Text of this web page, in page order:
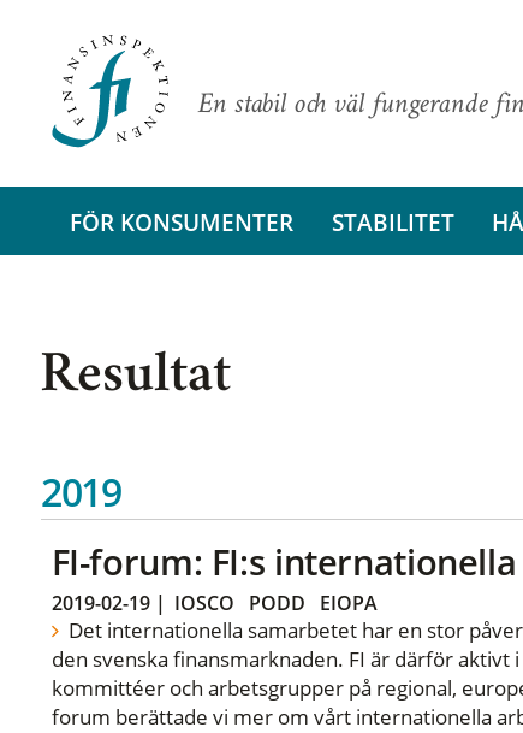
En stabil och väl fungerande
FÖR KONSUMENTER STABILITET
Resultat
2019
FI-forum: FI:s
2019-02-19| IOSCO PODD EIOPA
Det internationella samarbetet har en stor
den svenska finansmarknaden. FI är därför
kommittéer och arbetsgrupper på regional,
forum berättade vi mer om vårt internationella